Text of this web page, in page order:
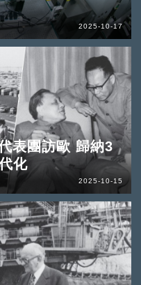
2025-10-17
表團訪歐 歸納3
化
2025-10-15